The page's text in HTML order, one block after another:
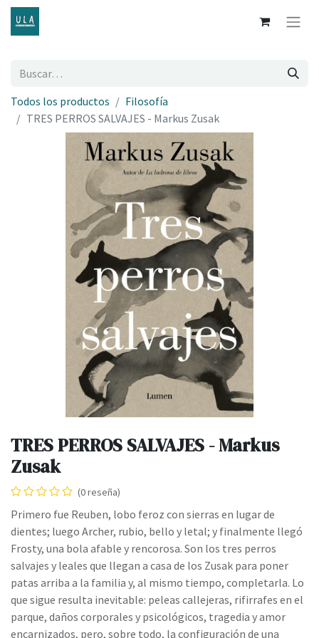
Todos los productos
Filosofía
TRES PERROS SALVAJES - Markus Zusak
TRES PERROS SALVAJES - Markus
Zusak
(0 reseña)
Primero fue Reuben, lobo feroz con sierras en lugar de
dientes; luego Archer, rubio, bello y letal; y finalmente llegó
Frosty, una bola afable y rencorosa. Son los tres perros
salvajes y leales que llegan a casa de los Zusak para poner
patas arriba a la familia y, al mismo tiempo, completarla. Lo
que sigue resulta inevitable: peleas callejeras, rifirrafes en el
parque, daños corporales y psicológicos, tragedia y amor
encarnizados, pero, sobre todo, la configuración de una